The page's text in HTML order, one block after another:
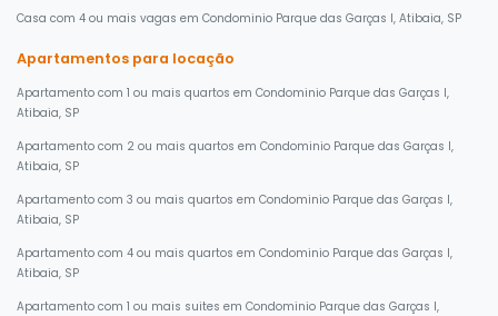
Casa com 4 ou mais vagas em Condominio Parque das Garças I, Atibaia, SP
Apartamentos para locação
Apartamento com 1 ou mais quartos em Condominio Parque das Garças I,
Atibaia, SP
Apartamento com 2 ou mais quartos em Condominio Parque das Garças I,
Atibaia, SP
Apartamento com 3 ou mais quartos em Condominio Parque das Garças I,
Atibaia, SP
Apartamento com 4 ou mais quartos em Condominio Parque das Garças I,
Atibaia, SP
Apartamento com 1 ou mais suites em Condominio Parque das Garças I,